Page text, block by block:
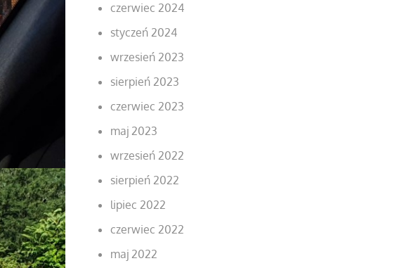
czerwiec 2024
styczeń 2024
wrzesień 2023
sierpień 2023
czerwiec 2023
maj 2023
wrzesień 2022
sierpień 2022
lipiec 2022
czerwiec 2022
maj 2022